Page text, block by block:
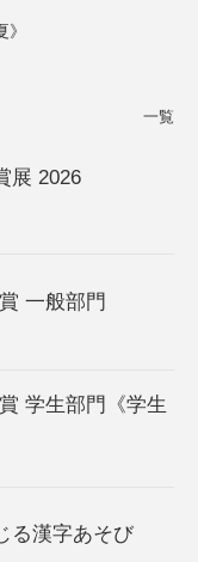
一覧
展 2026
一般部門
学生部門《学生
る漢字あそび